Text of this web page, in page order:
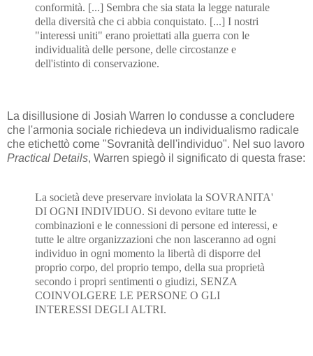
conformità. [...] Sembra che sia stata la legge naturale
della diversità che ci abbia conquistato. [...] I nostri
"interessi uniti" erano proiettati alla guerra con le
individualità delle persone, delle circostanze e
dell'istinto di conservazione.
La disillusione di Josiah Warren lo condusse a concludere
che l'armonia sociale richiedeva un individualismo radicale
che etichettò come "Sovranità dell'individuo". Nel suo lavoro
Practical Details, Warren spiegò il significato di questa frase:
La società deve preservare inviolata la SOVRANITA'
DI OGNI INDIVIDUO. Si devono evitare tutte le
combinazioni e le connessioni di persone ed interessi, e
tutte le altre organizzazioni che non lasceranno ad ogni
individuo in ogni momento la libertà di disporre del
proprio corpo, del proprio tempo, della sua proprietà
secondo i propri sentimenti o giudizi, SENZA
COINVOLGERE LE PERSONE O GLI
INTERESSI DEGLI ALTRI.